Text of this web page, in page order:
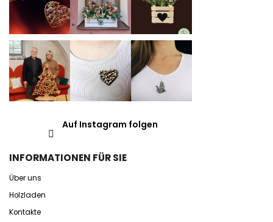
Auf Instagram folgen
INFORMATIONEN FÜR SIE
Über uns
Holzladen
Kontakte